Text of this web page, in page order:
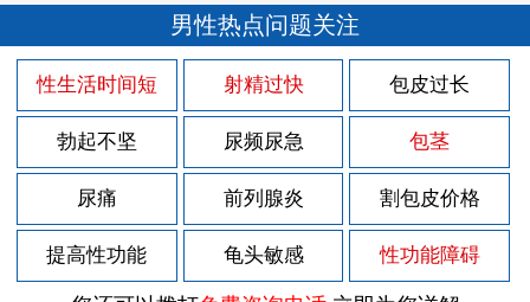
男性热点问题关注
性生活时间短 射精过快 包皮过长
勃起不坚 尿频尿急 包茎
尿痛 前列腺炎 割包皮价格
提高性功能 龟头敏感 性功能障碍